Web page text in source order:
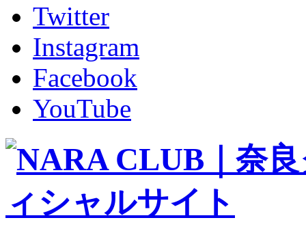
グッズ
ファンコミュニティ
ホームタウン
コラム
その他
TEAM
2026/27トップチーム
2026/27トップチームスタッフ
バモス
チアダンススクール
ボランティアチーム「volundeer」
ビクトリーロード
HOMEGAME
観戦ルール＆マナー
Twitter
Instagram
Facebook
YouTube